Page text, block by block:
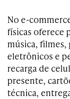
No e-
físicas oferece
música, filmes,
eletrônicos e
recarga de
presente,
técnica,